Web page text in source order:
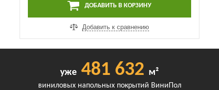
ДОБАВИТЬ В КОРЗИНУ
Добавить к сравнению
уже 481 632 м²
виниловых напольных покрытий ВиниПол